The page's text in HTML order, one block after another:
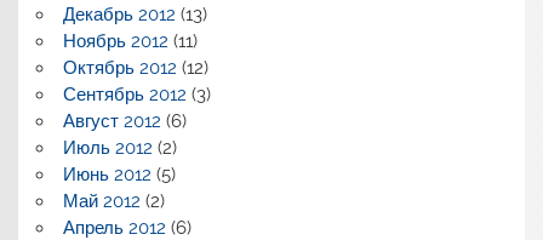
Декабрь 2012 (13)
Ноябрь 2012 (11)
Октябрь 2012 (12)
Сентябрь 2012 (3)
Август 2012 (6)
Июль 2012 (2)
Июнь 2012 (5)
Май 2012 (2)
Апрель 2012 (6)